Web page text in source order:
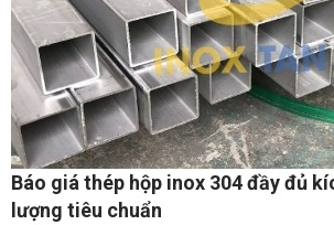
Skip
the
Báo giá thép hộp inox 304 đầy đủ
lượng tiêu chuẩn